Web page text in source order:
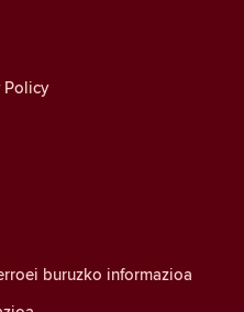
Policy
buruzko informazioa